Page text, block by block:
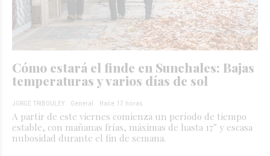
Cómo estará el finde en Sunchales: Bajas
temperaturas y varios días de sol
JORGE TRIBOULEY General Hace 17 horas
A partir de este viernes comienza un período de tiempo
estable, con mañanas frías, máximas de hasta 17° y escasa
nubosidad durante el fin de semana.